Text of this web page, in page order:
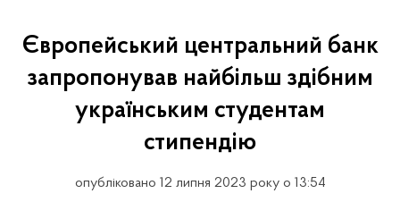
Європейський центральний банк
запропонував найбільш здібним
українським студентам
стипендію
опубліковано 12 липня 2023 року о 13:54